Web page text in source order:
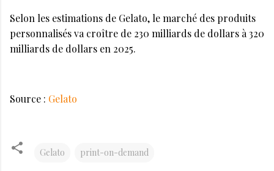
Selon les estimations de Gelato, le marché des produits
personnalisés va croître de 230 milliards de dollars à 320
milliards de dollars en 2025.
Source : Gelato
Gelato print-on-demand